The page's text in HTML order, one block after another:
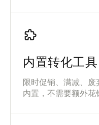
内置转化工具
限时促销、满减、
内置，不需要额外花